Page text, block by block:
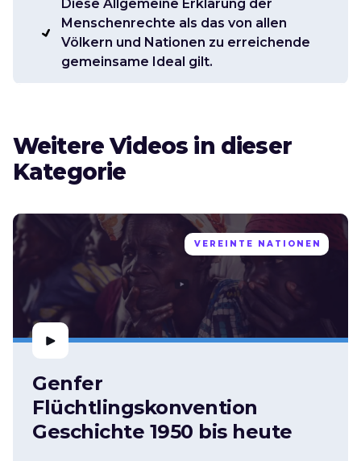
Diese Allgemeine Erklärung der
Menschenrechte als das von allen
Völkern und Nationen zu erreichende
gemeinsame Ideal gilt.
Weitere Videos in dieser
Kategorie
VEREINTE NATIONEN
Genfer
Flüchtlingskonvention
Geschichte 1950 bis heute